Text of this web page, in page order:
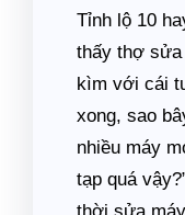
Tỉnh lộ 10
thấy thợ sửa
kìm với cái
xong, sao
nhiều máy
tạp quá
thời sửa